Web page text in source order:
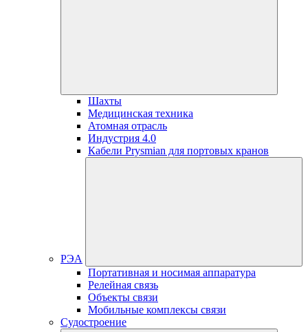
Шахты
Медицинская техника
Атомная отрасль
Индустрия 4.0
Кабели Prysmian для портовых кранов
РЭА
Портативная и носимая аппаратура
Релейная связь
Объекты связи
Мобильные комплексы связи
Судостроение